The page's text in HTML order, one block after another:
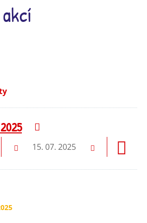
Předchozí
15. 07. 2025